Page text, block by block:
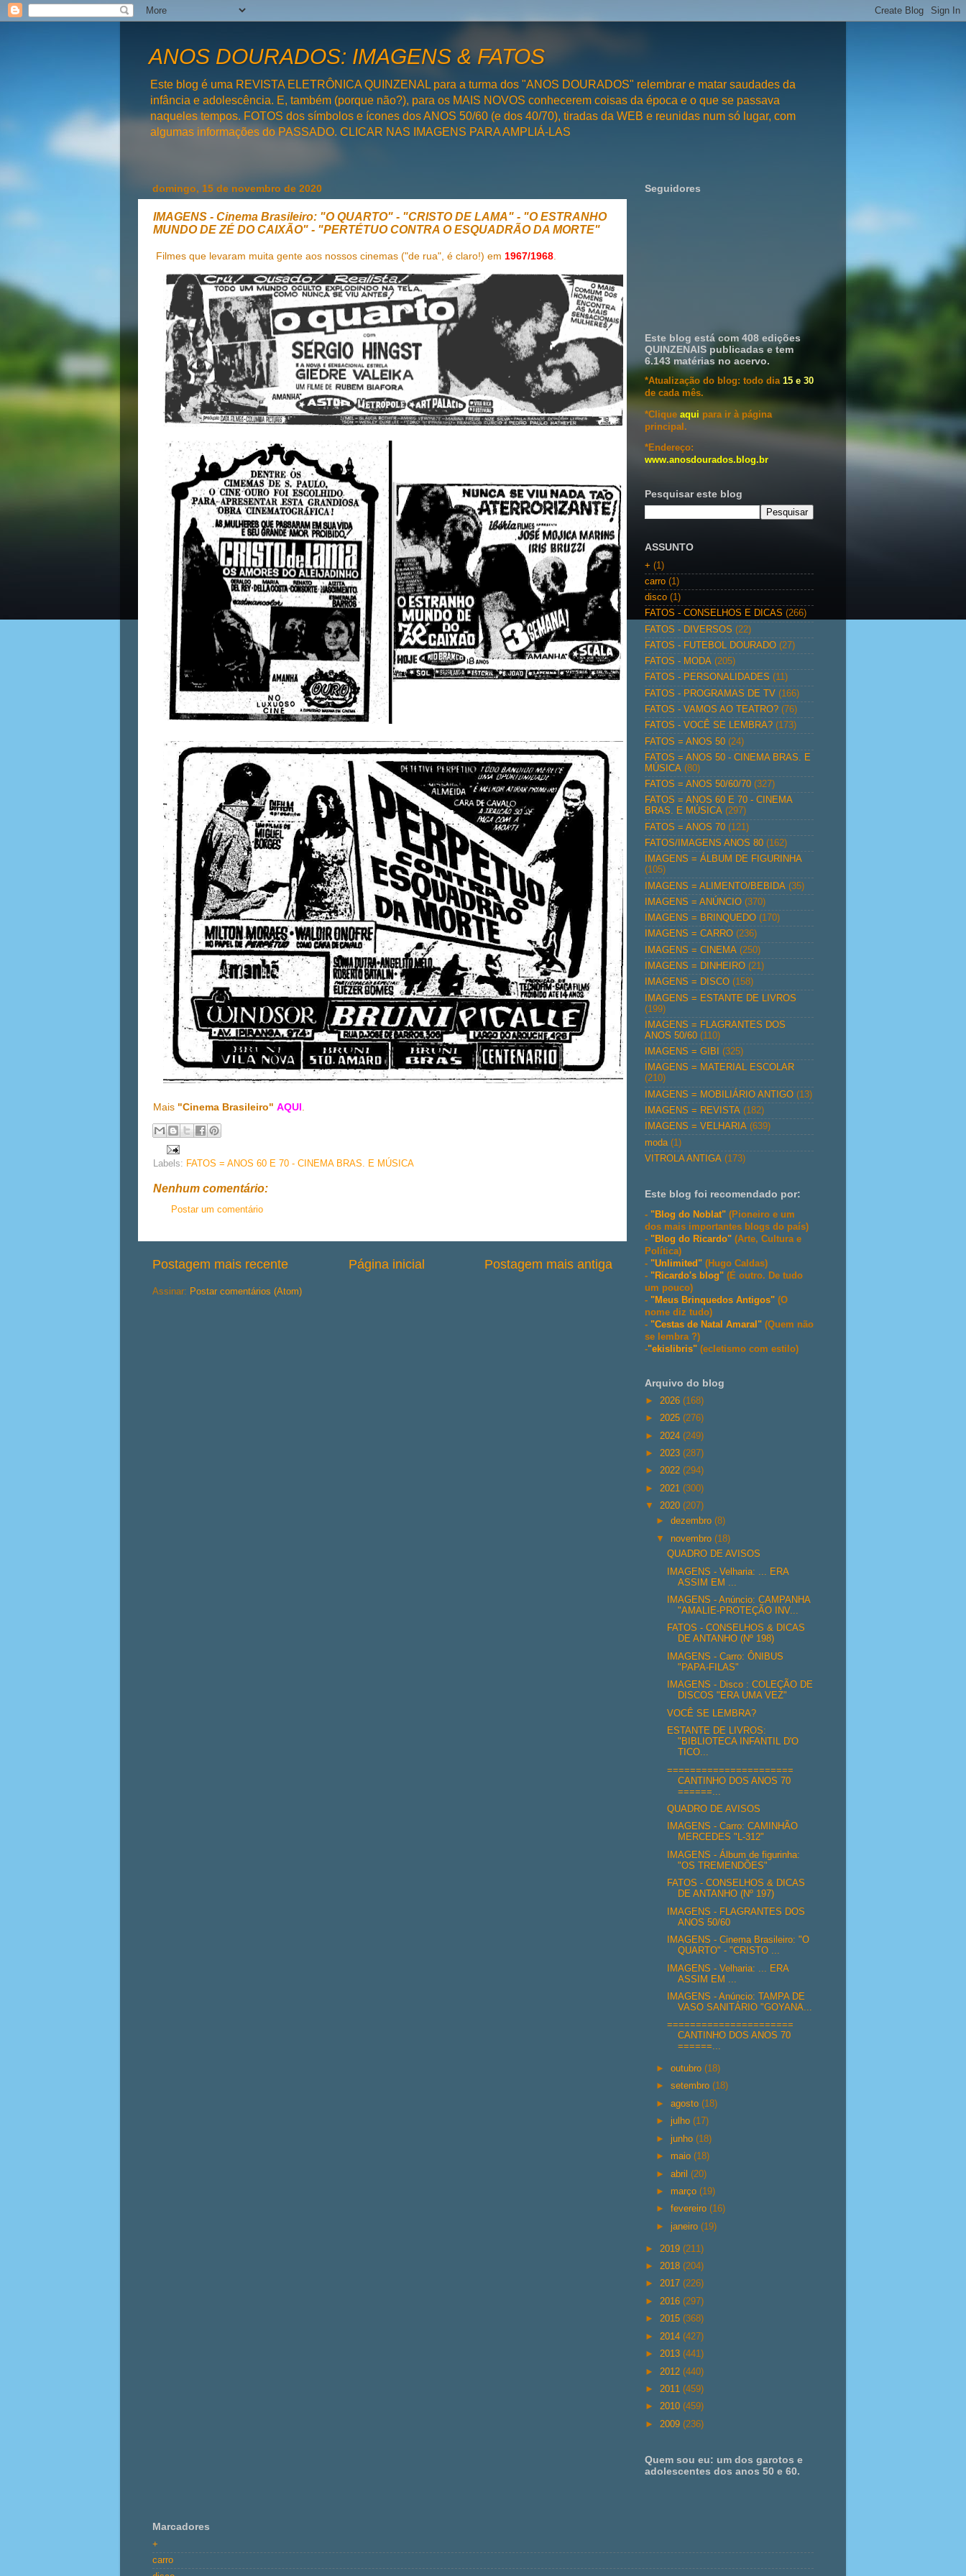
ANOS DOURADOS: IMAGENS & FATOS
Este blog é uma REVISTA ELETRÔNICA QUINZENAL para a turma dos "ANOS DOURADOS" relembrar e matar saudades da
infância e adolescência. E, também (porque não?), para os MAIS NOVOS conhecerem coisas da época e o que se passava
naqueles tempos. FOTOS dos símbolos e ícones dos ANOS 50/60 (e dos 40/70), tiradas da WEB e reunidas num só lugar, com
algumas informações do PASSADO. CLICAR NAS IMAGENS PARA AMPLIÁ-LAS
domingo, 15 de novembro de 2020
IMAGENS - Cinema Brasileiro: "O QUARTO" - "CRISTO DE LAMA" - "O ESTRANHO
MUNDO DE ZÉ DO CAIXÃO" - "PERTÉTUO CONTRA O ESQUADRÃO DA MORTE"
Filmes que levaram muita gente aos nossos cinemas ("de rua", é claro!) em 1967/1968.
Mais "Cinema Brasileiro" AQUI.
Labels: FATOS = ANOS 60 E 70 - CINEMA BRAS. E MÚSICA
Nenhum comentário:
Postar um comentário
Postagem mais recente Postagem mais antiga
Página inicial
Assinar: Postar comentários (Atom)
Seguidores
Este blog está com 408 edições
QUINZENAIS publicadas e tem
6.143 matérias no acervo.
*Atualização do blog: todo dia 15 e 30
de cada mês.
*Clique aqui para ir à página
principal.
*Endereço:
www.anosdourados.blog.br
Pesquisar este blog
ASSUNTO
+ (1)
carro (1)
disco (1)
FATOS - CONSELHOS E DICAS (266)
FATOS - DIVERSOS (22)
FATOS - FUTEBOL DOURADO (27)
FATOS - MODA (205)
FATOS - PERSONALIDADES (11)
FATOS - PROGRAMAS DE TV (166)
FATOS - VAMOS AO TEATRO? (76)
FATOS - VOCÊ SE LEMBRA? (173)
FATOS = ANOS 50 (24)
FATOS = ANOS 50 - CINEMA BRAS. E
MÚSICA (80)
FATOS = ANOS 50/60/70 (327)
FATOS = ANOS 60 E 70 - CINEMA
BRAS. E MÚSICA (297)
FATOS = ANOS 70 (121)
FATOS/IMAGENS ANOS 80 (162)
IMAGENS = ÁLBUM DE FIGURINHA
(105)
IMAGENS = ALIMENTO/BEBIDA (35)
IMAGENS = ANÚNCIO (370)
IMAGENS = BRINQUEDO (170)
IMAGENS = CARRO (236)
IMAGENS = CINEMA (250)
IMAGENS = DINHEIRO (21)
IMAGENS = DISCO (158)
IMAGENS = ESTANTE DE LIVROS
(199)
IMAGENS = FLAGRANTES DOS
ANOS 50/60 (110)
IMAGENS = GIBI
(325)
IMAGENS = MATERIAL ESCOLAR
(210)
IMAGENS = MOBILIÁRIO ANTIGO (13)
IMAGENS = REVISTA (182)
IMAGENS = VELHARIA (639)
moda (1)
VITROLA ANTIGA (173)
Este blog foi recomendado por:
- "Blog do Noblat" (Pioneiro e um
dos mais importantes blogs do país)
- "Blog do Ricardo" (Arte, Cultura e
Política)
- "Unlimited" (Hugo Caldas)
- "Ricardo's blog" (É outro. De tudo
um pouco)
- "Meus Brinquedos Antigos" (O
nome diz tudo)
- "Cestas de Natal Amaral" (Quem não
se lembra ?)
-"ekislibris" (ecletismo com estilo)
Arquivo do blog
► 2026 (168)
► 2025 (276)
► 2024 (249)
► 2023 (287)
► 2022 (294)
► 2021 (300)
▼ 2020 (207)
►dezembro(8)
▼ novembro(18)
QUADRO DE AVISOS
IMAGENS - Velharia: ... ERA
ASSIM EM ...
IMAGENS - Anúncio: CAMPANHA
"AMALIE-PROTEÇÃO INV...
FATOS - CONSELHOS & DICAS
DE ANTANHO (Nº 198)
IMAGENS - Carro: ÔNIBUS
"PAPA-FILAS"
IMAGENS - Disco : COLEÇÃO DE
DISCOS "ERA UMA VEZ"
VOCÊ SE LEMBRA?
ESTANTE DE LIVROS:
"BIBLIOTECA INFANTIL D'O
TICO...
======================
CANTINHO DOS ANOS 70
======...
QUADRO DE AVISOS
IMAGENS - Carro: CAMINHÃO
MERCEDES "L-312"
IMAGENS - Álbum de figurinha:
"OS TREMENDÕES"
FATOS - CONSELHOS & DICAS
DE ANTANHO (Nº 197)
IMAGENS - FLAGRANTES DOS
ANOS 50/60
IMAGENS - Cinema Brasileiro: "O
QUARTO" - "CRISTO ...
IMAGENS - Velharia: ... ERA
ASSIM EM ...
IMAGENS - Anúncio: TAMPA DE
VASO SANITÁRIO "GOYANA...
======================
CANTINHO DOS ANOS 70
======...
►outubro(18)
►setembro(18)
►agosto(18)
►julho(17)
►junho(18)
► maio(18)
►abril(20)
► março(19)
►fevereiro(16)
►janeiro(19)
► 2019 (211)
► 2018 (204)
► 2017 (226)
► 2016 (297)
► 2015 (368)
► 2014 (427)
► 2013 (441)
► 2012 (440)
► 2011 (459)
► 2010 (459)
► 2009 (236)
Quem sou eu: um dos garotos e
adolescentes dos anos 50 e 60.
Marcadores
+
carro